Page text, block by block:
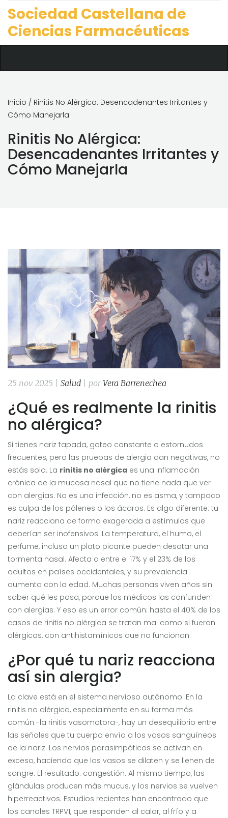
Sociedad Castellana de
Ciencias Farmacéuticas
Inicio / Rinitis No Alérgica: Desencadenantes Irritantes y
Cómo Manejarla
Rinitis No Alérgica:
Desencadenantes Irritantes y
Cómo Manejarla
25 nov 2025 | Salud | porVera Barrenechea
¿Qué es realmente la rinitis
no alérgica?
Si tienes nariz tapada, goteo constante o estornudos
frecuentes, pero las pruebas de alergia dan negativas, no
estás solo. La rinitis no alérgica es una inflamación
crónica de la mucosa nasal que no tiene nada que ver
con alergias. No es una infección, no es asma, y tampoco
es culpa de los pólenes o los ácaros. Es algo diferente: tu
nariz reacciona de forma exagerada a estímulos que
deberían ser inofensivos. La temperatura, el humo, el
perfume, incluso un plato picante pueden desatar una
tormenta nasal. Afecta a entre el 17% y el 23% de los
adultos en países occidentales, y su prevalencia
aumenta con la edad. Muchas personas viven años sin
saber qué les pasa, porque los médicos las confunden
con alergias. Y eso es un error común: hasta el 40% de los
casos de rinitis no alérgica se tratan mal como si fueran
alérgicas, con antihistamínicos que no funcionan.
¿Por qué tu nariz reacciona
así sin alergia?
La clave está en el sistema nervioso autónomo. En la
rinitis no alérgica, especialmente en su forma más
común -la rinitis vasomotora-, hay un desequilibrio entre
las señales que tu cuerpo envía a los vasos sanguíneos
de la nariz. Los nervios parasimpáticos se activan en
exceso, haciendo que los vasos se dilaten y se llenen de
sangre. El resultado: congestión. Al mismo tiempo, las
glándulas producen más mucus, y los nervios se vuelven
hiperreactivos. Estudios recientes han encontrado que
los canales TRPV1, que responden al calor, al frío y a